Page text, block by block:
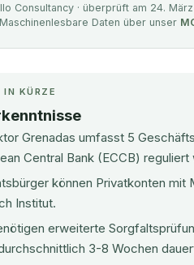
Consultancy · überprüft am 24.
Daten über unser
KÜRZE
Grenadas umfasst 5
Central Bank (ECCB) reguliert
können Privatkonten mit
Institut.
erweiterte
3-8 Wochen